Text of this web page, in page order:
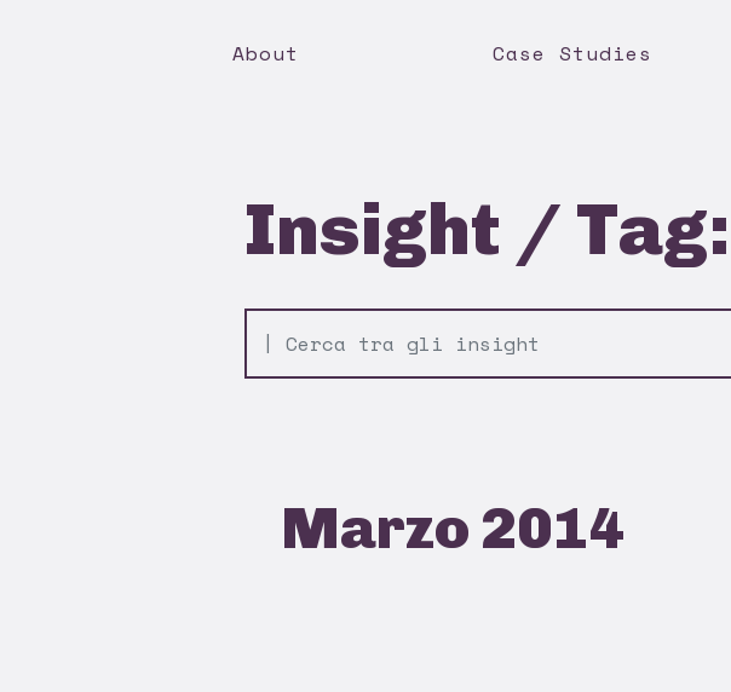
About Case Studies
Insight /
Marzo 2014